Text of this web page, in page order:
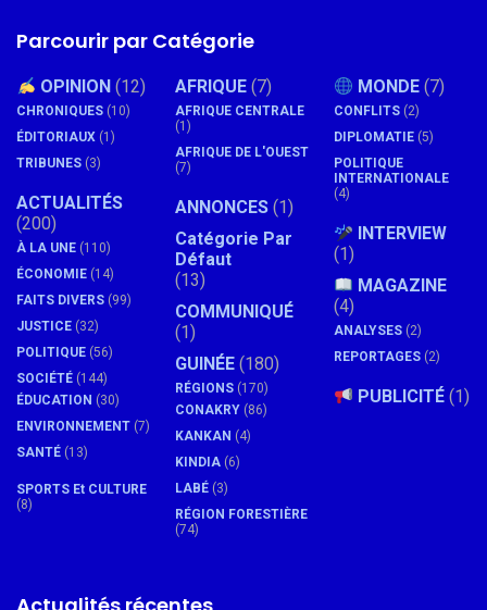
Parcourir par Catégorie
OPINION (12)
CHRONIQUES (10)
ÉDITORIAUX (1)
TRIBUNES (3)
ACTUALITÉS
(200)
À LA UNE (110)
ÉCONOMIE (14)
FAITS DIVERS (99)
JUSTICE (32)
POLITIQUE (56)
SOCIÉTÉ (144)
ÉDUCATION (30)
ENVIRONNEMENT (7)
SANTÉ (13)
SPORTS Et CULTURE
(8)
AFRIQUE (7)
AFRIQUE CENTRALE
(1)
AFRIQUE DE L'OUEST
(7)
ANNONCES (1)
Catégorie Par
Défaut
(13)
COMMUNIQUÉ
(1)
GUINÉE (180)
RÉGIONS (170)
CONAKRY (86)
KANKAN (4)
KINDIA (6)
LABÉ (3)
RÉGION FORESTIÈRE
(74)
MONDE (7)
CONFLITS (2)
DIPLOMATIE (5)
POLITIQUE
INTERNATIONALE
(4)
INTERVIEW
(1)
MAGAZINE
(4)
ANALYSES (2)
REPORTAGES (2)
PUBLICITÉ (1)